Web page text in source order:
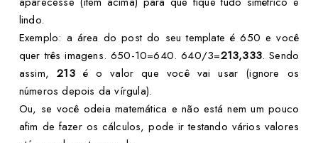
lindo.
Exemplo: a área do post do seu template é 650 e você
quer três imagens. 650-10=640. 640/3=213,333. Sendo
assim,213é o valor que você vai usar (ignore os
números depois da vírgula).
Ou, se você odeia matemática e não está nem um pouco
afim de fazer os cálculos, pode ir testando vários valores